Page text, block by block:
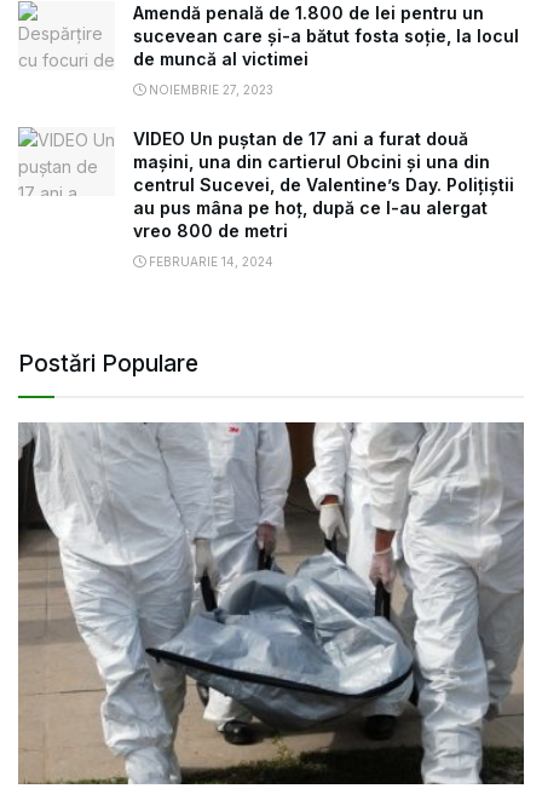
Amendă penală de 1.800 de lei pentru un
sucevean care și-a bătut fosta soție, la locul
de muncă al victimei
NOIEMBRIE 27, 2023
VIDEO Un puștan de 17 ani a furat două
mașini, una din cartierul Obcini și una din
centrul Sucevei, de Valentine’s Day. Polițiștii
au pus mâna pe hoț, după ce l-au alergat
vreo 800 de metri
FEBRUARIE 14, 2024
Postări Populare